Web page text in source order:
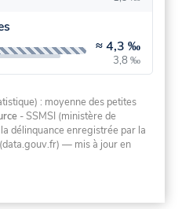
≈4,3 ‰
3,8 ‰
: moyenne des petites
- SSMSI (ministère de
délinquance enregistrée par la
— mis à jour en